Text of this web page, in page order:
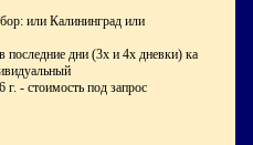
или Калининград или
последние дни (3х и 4х дневки) как
г. - стоимость под запрос